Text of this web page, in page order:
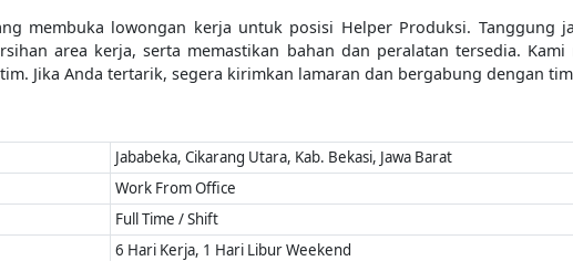
membuka lowongan kerja untuk posisi Helper Produksi. Tanggung
area kerja, serta memastikan bahan dan peralatan tersedia.
Jika Anda tertarik, segera kirimkan lamaran dan bergabung dengan
Jababeka, Cikarang Utara, Kab. Bekasi, Jawa Barat
Work From Office
Full Time / Shift
6 Hari Kerja, 1 Hari Libur Weekend